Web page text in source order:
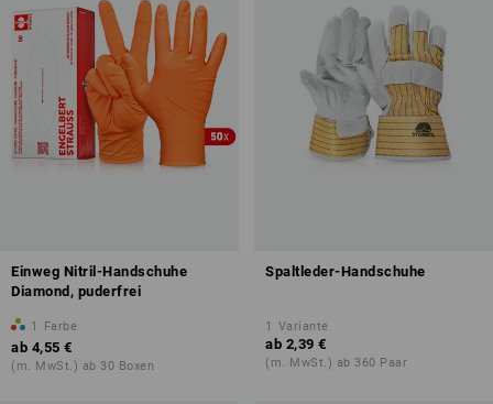
Einweg Nitril-Handschuhe
Diamond, puderfrei
1 Farbe
ab 4,55 €
(m. MwSt.) ab 30 Boxen
Spaltleder-Handschuhe
1 Variante
ab 2,39 €
(m. MwSt.) ab 360 Paar